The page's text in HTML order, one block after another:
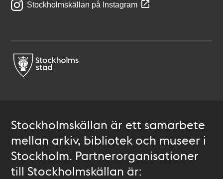
Stockholmskällan på Instagram
Stockholmskällan är ett samarbete
mellan arkiv, bibliotek och museer i
Stockholm. Partnerorganisationer
till Stockholmskällan är: